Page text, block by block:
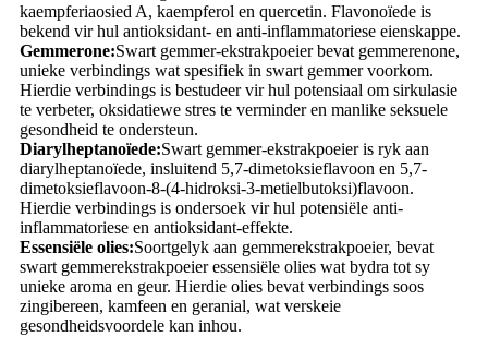
kaempferiaosied A, kaempferol en quercetin. Flavonoïede is
bekend vir hul antioksidant- en anti-inflammatoriese eienskappe.
Gemmerone:Swart gemmer-ekstrakpoeier bevat gemmerenone,
unieke verbindings wat spesifiek in swart gemmer voorkom.
Hierdie verbindings is bestudeer vir hul potensiaal om sirkulasie
te verbeter, oksidatiewe stres te verminder en manlike seksuele
gesondheid te ondersteun.
Diarylheptanoïede:Swart gemmer-ekstrakpoeier is ryk aan
diarylheptanoïede, insluitend 5,7-dimetoksieflavoon en 5,7-
dimetoksieflavoon-8-(4-hidroksi-3-metielbutoksi)flavoon.
Hierdie verbindings is ondersoek vir hul potensiële anti-
inflammatoriese en antioksidant-effekte.
Essensiële olies:Soortgelyk aan gemmerekstrakpoeier, bevat
swart gemmerekstrakpoeier essensiële olies wat bydra tot sy
unieke aroma en geur. Hierdie olies bevat verbindings soos
zingibereen, kamfeen en geranial, wat verskeie
gesondheidsvoordele kan inhou.